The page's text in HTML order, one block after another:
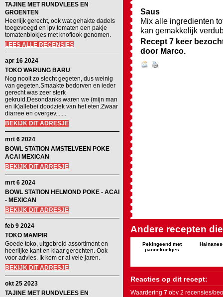
TAJINE MET RUNDVLEES EN
GROENTEN
Heerlijk gerecht, ook wat gehakte dadels
toegevoegd en ipv tomaten een pakje
tomatenblokjes met knoflook genomen.
LEES ALLE RECENSIES
apr 16 2024
TOKO WARUNG BARU
Nog nooit zo slecht gegeten, dus weinig
van gegeten.Smaakte bedorven en ieder
gerecht was zeer sterk
gekruid.Desondanks waren we (mijn man
en ik)allebei doodziek van het eten.Zwaar
diarree en overgev.......
BEKIJK DIT ADRESJE
mrt 6 2024
BOWL STATION AMSTELVEEN POKE
ACAI MEXICAN
BEKIJK DIT ADRESJE
mrt 6 2024
BOWL STATION HELMOND POKE - ACAI
- MEXICAN
BEKIJK DIT ADRESJE
feb 9 2024
TOKO MAMPIR
Goede toko, uitgebreid assortiment en
heerlijke kant en klaar gerechten. Ook
voor advies. Ik kom er al vele jaren.
BEKIJK DIT ADRESJE
okt 25 2023
TAJINE MET RUNDVLEES EN
Saus
Mix alle ingredienten
kan gemakkelijk
Recept 7 keer
door Marco.
Andere recepten
Pekingeend met
pannekoekjes
Reacties op dit recept:
Waardering 7 obv 2 recensies/